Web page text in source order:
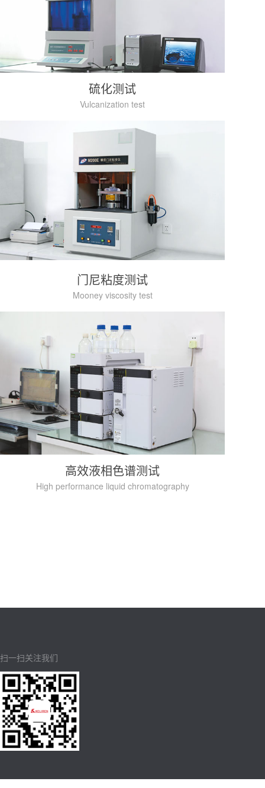
硫化测试
Vulcanization test
门尼粘度测试
Mooney viscosity test
高效液相色谱测试
High performance liquid chromatography
扫一扫关注我们